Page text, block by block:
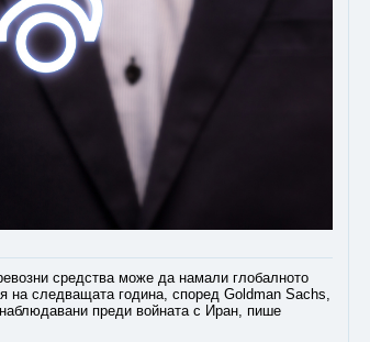
средства може да намали глобалното
на следващата година, според Goldman Sachs,
преди войната с Иран, пише